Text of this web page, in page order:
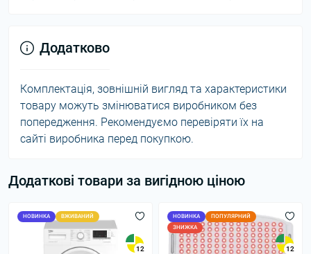
Додатково
Комплектація, зовнішній вигляд та характеристики
товару можуть змінюватися виробником без
попередження. Рекомендуємо перевіряти їх на
сайті виробника перед покупкою.
Додаткові товари за вигідною ціною
НОВИНКА ВЖИВАНИЙ
12
НОВИНКА
ПОПУЛЯРНИЙ
ЗНИЖКА
12